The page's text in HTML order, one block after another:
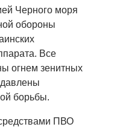
Черного моря
обороны
Все
огнем зенитных
борьбы.
ПВО